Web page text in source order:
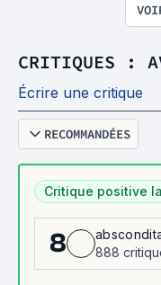
CRITIQUES :
Écrire une critique
RECOMMANDÉES
Critique positive
8
888